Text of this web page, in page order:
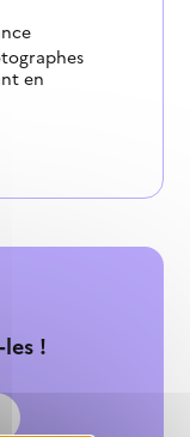
en
!